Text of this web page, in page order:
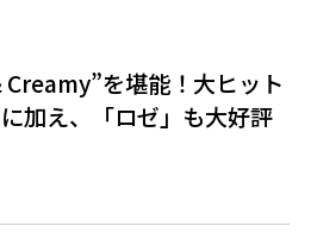
Creamy”を堪能！大ヒット
加え、「ロゼ」も大好評